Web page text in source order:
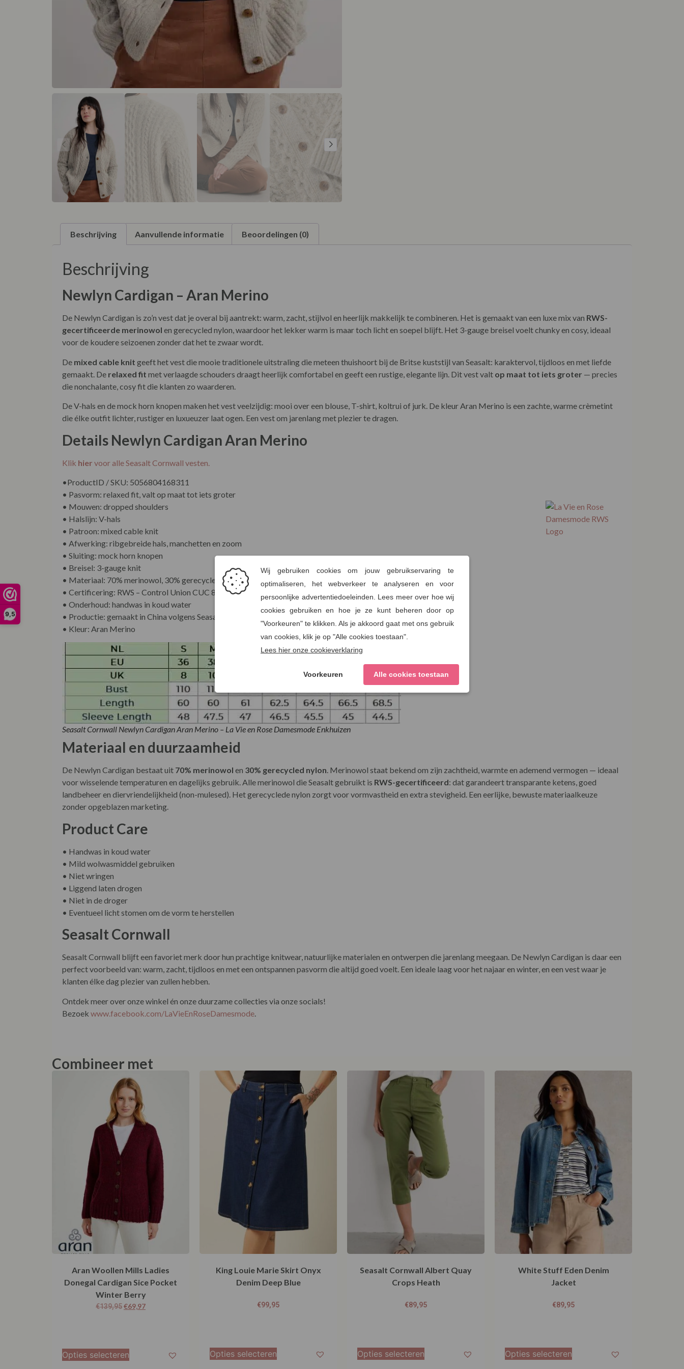
9,5
Beschrijving Aanvullende informatie Beoordelingen (0)
Beschrijving
Newlyn Cardigan – Aran Merino
De Newlyn Cardigan is zo’n vest dat je overal bij aantrekt: warm, zacht, stijlvol en heerlijk makkelijk te combineren. Het is gemaakt van een luxe mix van RWS-
gecertificeerde merinowol en gerecycled nylon, waardoor het lekker warm is maar toch licht en soepel blijft. Het 3-gauge breisel voelt chunky en cosy, ideaal
voor de koudere seizoenen zonder dat het te zwaar wordt.
De mixed cable knit geeft het vest die mooie traditionele uitstraling die meteen thuishoort bij de Britse kuststijl van Seasalt: karaktervol, tijdloos en met liefde
gemaakt. De relaxed fit met verlaagde schouders draagt heerlijk comfortabel en geeft een rustige, elegante lijn. Dit vest valt op maat tot iets groter — precies
die nonchalante, cosy fit die klanten zo waarderen.
De V-hals en de mock horn knopen maken het vest veelzijdig: mooi over een blouse, T-shirt, koltrui of jurk. De kleur Aran Merino is een zachte, warme crèmetint
die élke outfit lichter, rustiger en luxueuzer laat ogen. Een vest om jarenlang met plezier te dragen.
Details Newlyn Cardigan Aran Merino
Klik hier voor alle Seasalt Cornwall vesten.
•ProductID / SKU: 5056804168311
• Pasvorm: relaxed fit, valt op maat tot iets groter
• Mouwen: dropped shoulders
• Halslijn: V-hals
• Patroon: mixed cable knit
• Afwerking: ribgebreide hals, manchetten en zoom
• Sluiting: mock horn knopen
• Breisel: 3-gauge knit
• Materiaal: 70% merinowol, 30% gerecycled nylon
• Certificering: RWS – Control Union CUC 885150
• Onderhoud: handwas in koud water
• Productie: gemaakt in China volgens Seasalt’s Ethical Trading Policy
• Kleur: Aran Merino
Seasalt Cornwall Newlyn Cardigan Aran Merino – La Vie en Rose Damesmode Enkhuizen
Materiaal en duurzaamheid
De Newlyn Cardigan bestaat uit 70% merinowol en 30% gerecycled nylon. Merinowol staat bekend om zijn zachtheid, warmte en ademend vermogen — ideaal
voor wisselende temperaturen en dagelijks gebruik. Alle merinowol die Seasalt gebruikt is RWS-gecertificeerd: dat garandeert transparante ketens, goed
landbeheer en diervriendelijkheid (non-mulesed). Het gerecyclede nylon zorgt voor vormvastheid en extra stevigheid. Een eerlijke, bewuste materiaalkeuze
zonder opgeblazen marketing.
Product Care
• Handwas in koud water
• Mild wolwasmiddel gebruiken
• Niet wringen
• Liggend laten drogen
• Niet in de droger
• Eventueel licht stomen om de vorm te herstellen
Seasalt Cornwall
Seasalt Cornwall blijft een favoriet merk door hun prachtige knitwear, natuurlijke materialen en ontwerpen die jarenlang meegaan. De Newlyn Cardigan is daar een
perfect voorbeeld van: warm, zacht, tijdloos en met een ontspannen pasvorm die altijd goed voelt. Een ideale laag voor het najaar en winter, en een vest waar je
klanten élke dag plezier van zullen hebben.
Ontdek meer over onze winkel én onze duurzame collecties via onze socials!
Bezoek www.facebook.com/LaVieEnRoseDamesmode
Combineer met
Aran Woollen Mills Ladies
Donegal Cardigan Sice Pocket
Winter Berry
€139,95€69,97
Opties selecteren
King Louie Marie Skirt Onyx
Denim Deep Blue
€99,95
Opties selecteren
Seasalt Cornwall Albert Quay
Crops Heath
€89,95
Opties selecteren
White Stuff Eden Denim
Jacket
€89,95
Opties selecteren